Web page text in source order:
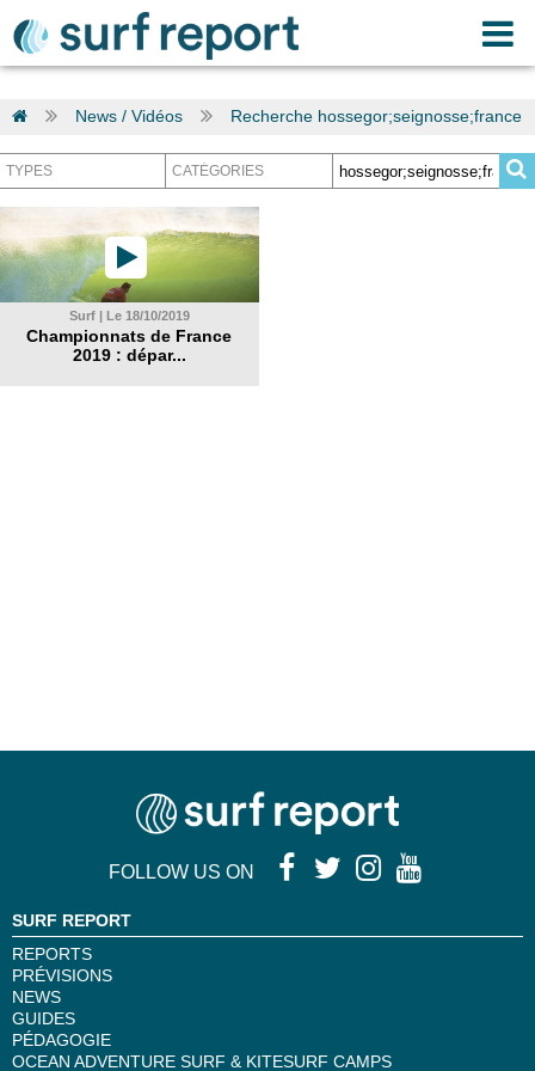
News / Vidéos Recherche hossegor;seignosse;france
Surf | Le 18/10/2019
Championnats de France
2019 : dépar...
FOLLOW US ON
SURF REPORT
REPORTS
PRÉVISIONS
NEWS
GUIDES
PÉDAGOGIE
OCEAN ADVENTURE SURF & KITESURF CAMPS